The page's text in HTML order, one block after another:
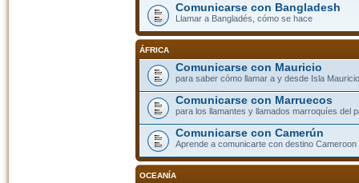
Comunicarse con Bangladesh
Llamar a Bangladés, cómo se hace
ÁFRICA
Comunicarse con Mauricio
para saber cómo llamar a y desde Isla
Comunicarse con Marruecos
para los llamantes y llamados marroquíes del
Comunicarse con Camerún
Aprende a comunicarte con destino Cameroon
OCEANÍA